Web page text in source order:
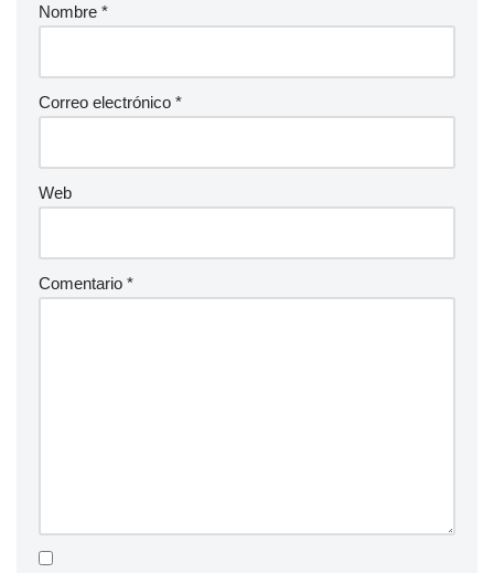
Nombre *
Correo electrónico *
Web
Comentario *